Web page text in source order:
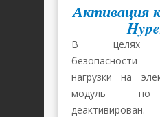
Активация
В целях
нагрузки на
модуль по